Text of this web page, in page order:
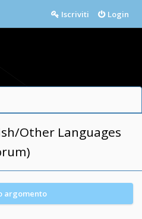
Login
Iscriviti
Other Languages
argomento